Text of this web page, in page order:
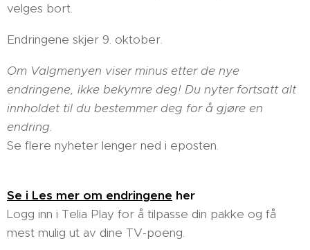
velges bort.
Endringene skjer 9. oktober.
Om Valgmenyen viser minus etter de nye
endringene, ikke bekymre deg! Du nyter fortsatt alt
innholdet til du bestemmer deg for å gjøre en
endring.
Se flere nyheter lenger ned i eposten.
Se i Les mer om endringene her
Logg inn i Telia Play for å tilpasse din pakke og få
mest mulig ut av dine TV-poeng.